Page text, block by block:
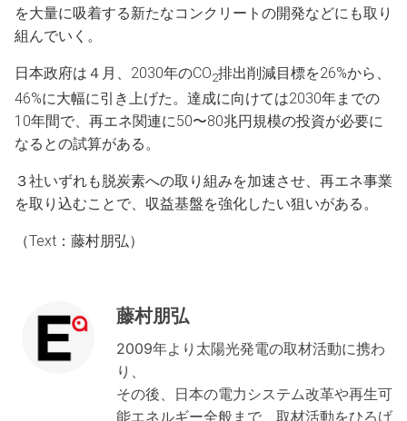
を大量に吸着する新たなコンクリートの開発などにも取り
組んでいく。
日本政府は４月、2030年のCO2排出削減目標を26%から、
46%に大幅に引き上げた。達成に向けては2030年までの
10年間で、再エネ関連に50〜80兆円規模の投資が必要に
なるとの試算がある。
３社いずれも脱炭素への取り組みを加速させ、再エネ事業
を取り込むことで、収益基盤を強化したい狙いがある。
（Text：藤村朋弘）
藤村朋弘
2009年より太陽光発電の取材活動に携わ
り、
その後、日本の電力システム改革や再生可
能エネルギー全般まで、取材活動をひろげ